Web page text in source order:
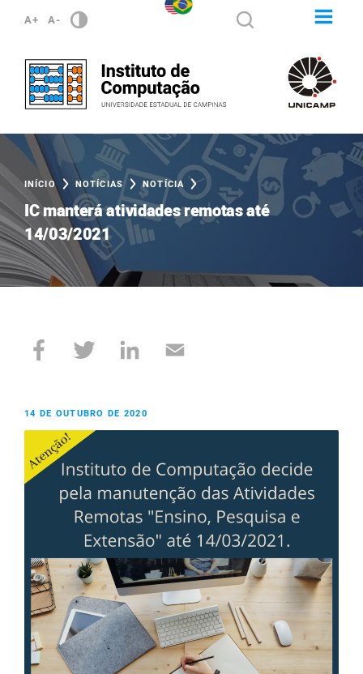
A+ A-
INÍCIO NOTÍCIAS NOTÍCIA
IC manterá atividades remotas até
14/03/2021
14 DE OUTUBRO DE 2020